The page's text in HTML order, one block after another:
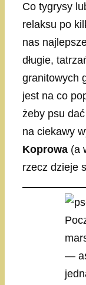
Co tygrysy
relaksu po
nas
długie,
granitowych
jest na co
żeby psu
na ciekawy
Koprowa (a
rzecz dzieje
—